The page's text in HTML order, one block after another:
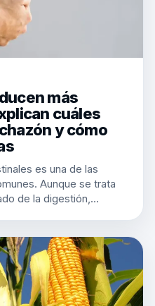
más
cuáles
y cómo
es una de las
Aunque se trata
de la digestión,…